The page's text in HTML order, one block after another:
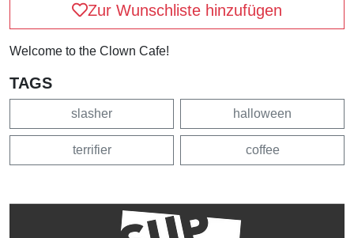
Zur Wunschliste hinzufügen
Welcome to the Clown Cafe!
TAGS
slasher halloween
terrifier coffee